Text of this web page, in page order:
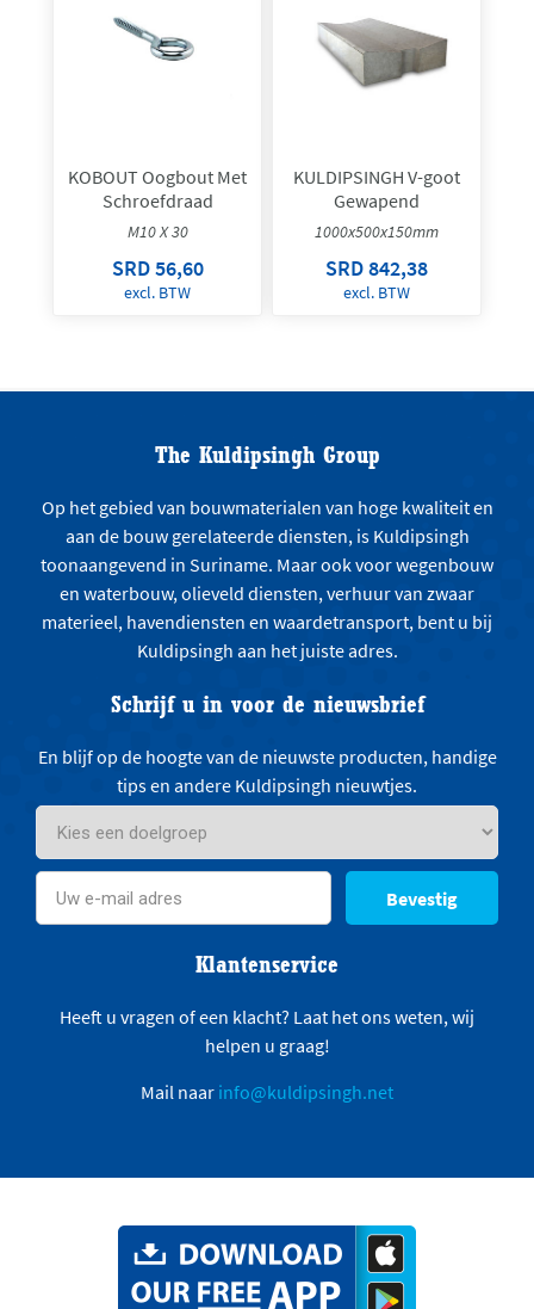
KOBOUT Oogbout Met
Schroefdraad
M10 X 30
SRD 56,60
excl. BTW
KULDIPSINGH V-goot
Gewapend
1000x500x150mm
SRD 842,38
excl. BTW
The Kuldipsingh Group
Op het gebied van bouwmaterialen van hoge kwaliteit en
aan de bouw gerelateerde diensten, is Kuldipsingh
toonaangevend in Suriname. Maar ook voor wegenbouw
en waterbouw, olieveld diensten, verhuur van zwaar
materieel, havendiensten en waardetransport, bent u bij
Kuldipsingh aan het juiste adres.
Schrijf u in voor de nieuwsbrief
En blijf op de hoogte van de nieuwste producten, handige
tips en andere Kuldipsingh nieuwtjes.
Bevestig
Klantenservice
Heeft u vragen of een klacht? Laat het ons weten, wij
helpen u graag!
Mail naar info@kuldipsingh.net